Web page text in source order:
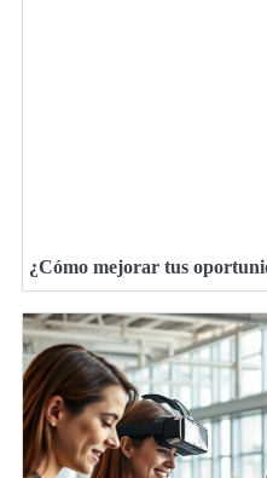
¿Cómo mejorar tus